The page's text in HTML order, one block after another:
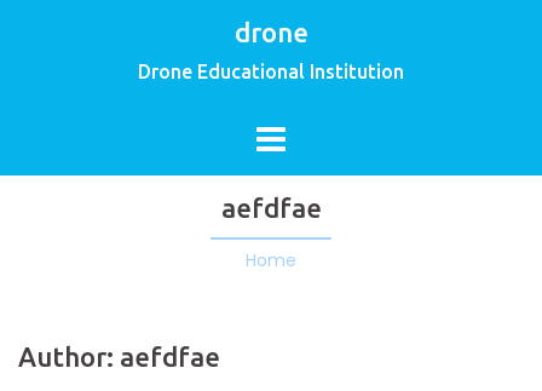
drone
Drone Educational Institution
aefdfae
Home
Author: aefdfae